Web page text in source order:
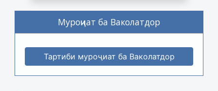
Муроҷиат ба Ваколатдор
Тартиби муроҷиат ба Ваколатдор